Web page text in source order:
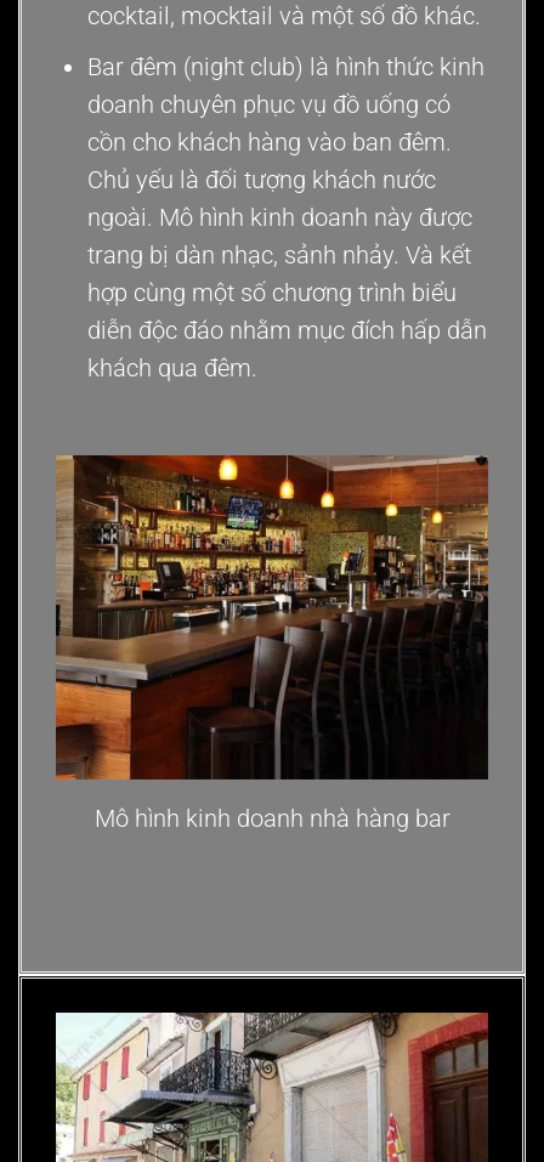
cocktail, mocktail và một số đồ khác.
Bar đêm (night club) là hình thức kinh
doanh chuyên phục vụ đồ uống có
cồn cho khách hàng vào ban đêm.
Chủ yếu là đối tượng khách nước
ngoài. Mô hình kinh doanh này được
trang bị dàn nhạc, sảnh nhảy. Và kết
hợp cùng một số chương trình biểu
diễn độc đáo nhằm mục đích hấp dẫn
khách qua đêm.
Mô hình kinh doanh nhà hàng bar